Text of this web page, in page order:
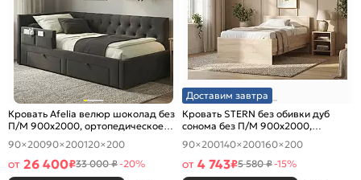
Кровать Afelia велюр шоколад без
П/М 900x2000, ортопедическое
основание, изголовье мягкое
90×20090×200120×200
от 26 400₽33 000 ₽-20%
Доставим завтра
Кровать STERN без обивки дуб
сонома без П/М 900x2000,
изголовье жесткое
90×200140×200160×200
от 4 743₽5 580 ₽-15%